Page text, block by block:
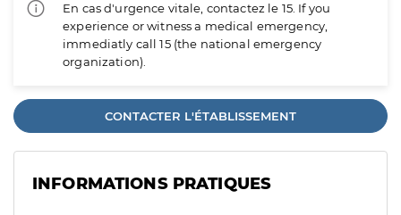
En cas d'urgence vitale, contactez le 15. If you
experience or witness a medical emergency,
immediatly call 15 (the national emergency
organization).
CONTACTER L'ÉTABLISSEMENT
INFORMATIONS PRATIQUES